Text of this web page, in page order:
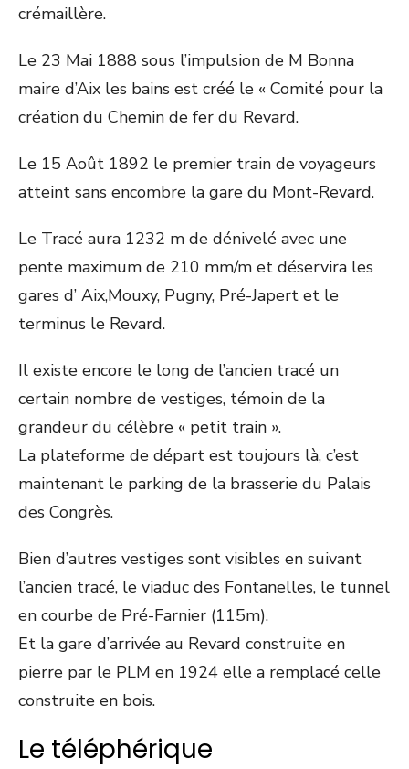
crémaillère.
Le 23 Mai 1888 sous l’impulsion de M Bonna
maire d’Aix les bains est créé le « Comité pour la
création du Chemin de fer du Revard.
Le 15 Août 1892 le premier train de voyageurs
atteint sans encombre la gare du Mont-Revard.
Le Tracé aura 1232 m de dénivelé avec une
pente maximum de 210 mm/m et déservira les
gares d’ Aix,Mouxy, Pugny, Pré-Japert et le
terminus le Revard.
Il existe encore le long de l’ancien tracé un
certain nombre de vestiges, témoin de la
grandeur du célèbre « petit train ».
La plateforme de départ est toujours là, c’est
maintenant le parking de la brasserie du Palais
des Congrès.
Bien d’autres vestiges sont visibles en suivant
l’ancien tracé, le viaduc des Fontanelles, le tunnel
en courbe de Pré-Farnier (115m).
Et la gare d’arrivée au Revard construite en
pierre par le PLM en 1924 elle a remplacé celle
construite en bois.
Le téléphérique